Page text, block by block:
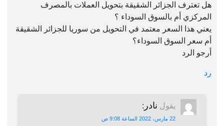
هل تعترف الجزائر الشقيقة بتحويل العملات بالمصرف
المركزي أم بالسوق السوداء ؟
يعني هذا السعر معتمد في التحويل من سوريا للجزائر الشقيقة
أم سعر السوق السوداء؟
أرجو الرد
رد
يقول نادر :
22 مارس، 2022 الساعة 9:08 ص